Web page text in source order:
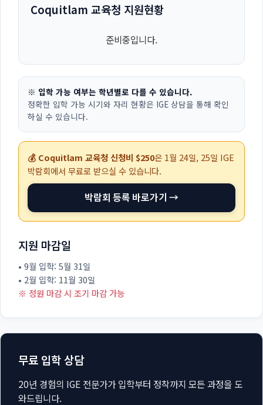
Coquitlam 교육청 지원현황
준비중입니다.
※ 입학 가능 여부는 학년별로 다를 수 있습니다.
정확한 입학 가능 시기와 자리 현황은 IGE 상담을 통해 확인
하실 수 있습니다.
💰 Coquitlam 교육청 신청비 $250은 1월 24일, 25일 IGE
박람회에서 무료로 받으실 수 있습니다.
박람회 등록 바로가기 →
지원 마감일
• 9월 입학: 5월 31일
• 2월 입학: 11월 30일
※ 정원 마감 시 조기 마감 가능
무료 입학 상담
20년 경험의 IGE 전문가가 입학부터 정착까지 모든 과정을 도
와드립니다.